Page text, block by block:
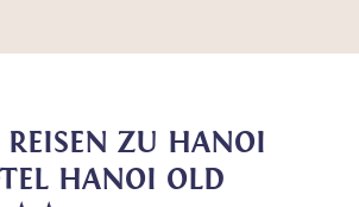
REISEN ZU HANOI
HANOI OLD